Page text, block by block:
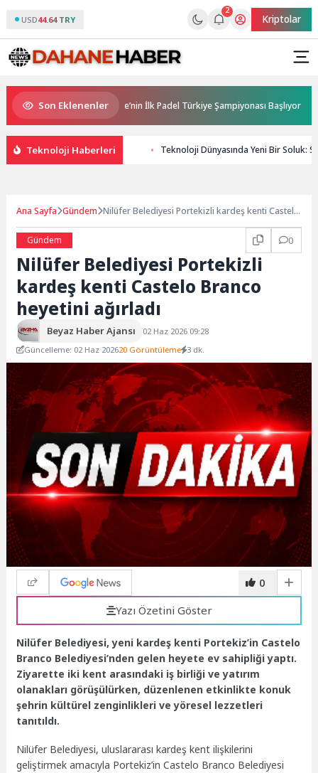
USD44.64 TRY
2
Kriptolar
Son Eklenenler
Sponsorluğunda Türkiye’nin İlk Padel Türkiye Şampiyonası Başlıyor
Teknoloji Haberleri Teknoloji Dünyasında Yeni Bir Soluk:
Ana Sayfa Gündem Nilüfer Belediyesi Portekizli kardeş kenti Castelo
Gündem
0
Nilüfer Belediyesi Portekizli
kardeş kenti Castelo Branco
heyetini ağırladı
Beyaz Haber Ajansı
02 Haz 2026 09:28
Güncelleme: 02 Haz 202620 Görüntüleme 3 dk.
0
Yazı Özetini Göster
Nilüfer Belediyesi, yeni kardeş kenti Portekiz’in Castelo
Branco Belediyesi’nden gelen heyete ev sahipliği yaptı.
Ziyarette iki kent arasındaki iş birliği ve yatırım
olanakları görüşülürken, düzenlenen etkinlikte konuk
şehrin kültürel zenginlikleri ve yöresel lezzetleri
tanıtıldı.
Nilüfer Belediyesi, uluslararası kardeş kent ilişkilerini
geliştirmek amacıyla Portekiz’in Castelo Branco Belediyesi